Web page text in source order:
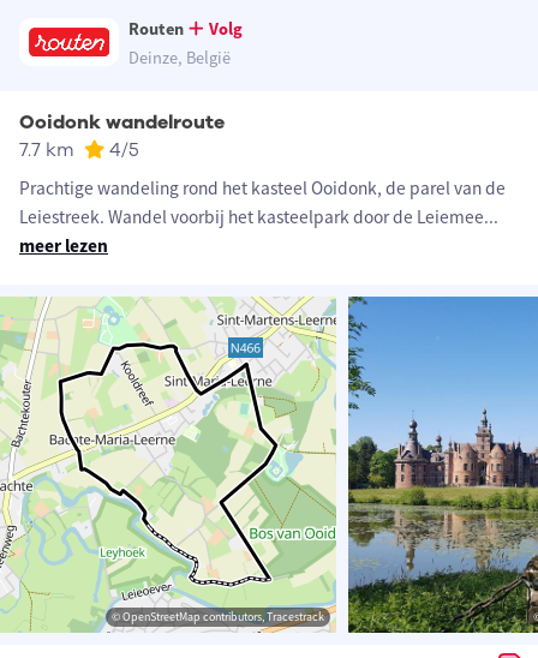
Routen
Volg
Deinze, België
Ooidonk wandelroute
7.7 km 4/5
Prachtige wandeling rond het kasteel Ooidonk, de parel van de
Leiestreek. Wandel voorbij het kasteelpark door de Leiemee...
meer lezen
© OpenStreetMap contributors, Tracestrack